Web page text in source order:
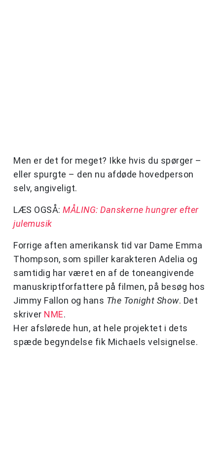
Men er det for meget? Ikke hvis du spørger –
eller spurgte – den nu afdøde hovedperson
selv, angiveligt.
LÆS OGSÅ: MÅLING: Danskerne hungrer efter
julemusik
Forrige aften amerikansk tid var Dame Emma
Thompson, som spiller karakteren Adelia og
samtidig har været en af de toneangivende
manuskriptforfattere på filmen, på besøg hos
Jimmy Fallon og hans The Tonight Show. Det
skriver NME.
Her afslørede hun, at hele projektet i dets
spæde begyndelse fik Michaels velsignelse.